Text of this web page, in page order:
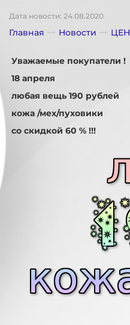
Дата новости: 24.08.2020
Главная Новости
Уважаемые покупатели !
18 апреля
любая вещь 190 рублей
кожа /мех/пуховики
со скидкой 60 % !!!